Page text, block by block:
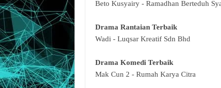
Beto Kusyairy - Ramadhan Berteduh
Drama Rantaian Terbaik
Wadi - Luqsar Kreatif Sdn Bhd
Drama Komedi Terbaik
Mak Cun 2 - Rumah Karya Citra